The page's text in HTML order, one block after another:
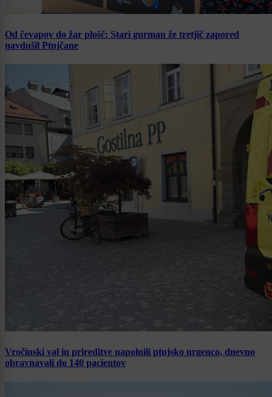
Od čevapov do žar plošč: Stari gurman že tretjič zapored
navdušil Ptujčane
Vročinski val in prireditve napolnili ptujsko urgenco, dnevno
obravnavali do 140 pacientov